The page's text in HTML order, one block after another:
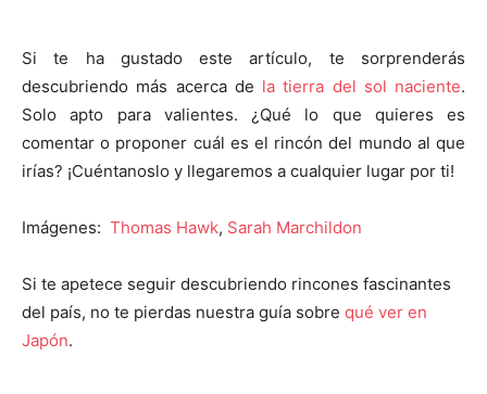
Si te ha gustado este artículo, te sorprenderás
descubriendo más acerca de la tierra del sol naciente.
Solo apto para valientes. ¿Qué lo que quieres es
comentar o proponer cuál es el rincón del mundo al que
irías? ¡Cuéntanoslo y llegaremos a cualquier lugar por ti!
Imágenes: Thomas Hawk, Sarah Marchildon
Si te apetece seguir descubriendo rincones fascinantes
del país, no te pierdas nuestra guía sobre qué ver en
Japón.